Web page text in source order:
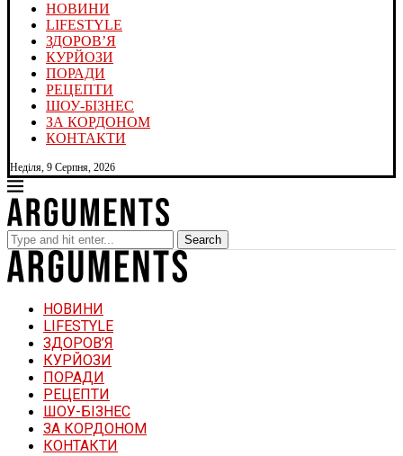
НОВИНИ
LIFESTYLE
ЗДОРОВ’Я
КУРЙОЗИ
ПОРАДИ
РЕЦЕПТИ
ШОУ-БІЗНЕС
ЗА КОРДОНОМ
КОНТАКТИ
Неділя, 9 Серпня, 2026
Search
НОВИНИ
LIFESTYLE
ЗДОРОВ’Я
КУРЙОЗИ
ПОРАДИ
РЕЦЕПТИ
ШОУ-БІЗНЕС
ЗА КОРДОНОМ
КОНТАКТИ